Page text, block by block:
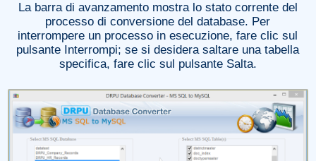
La barra di avanzamento mostra lo stato corrente del
processo di conversione del database. Per
interrompere un processo in esecuzione, fare clic sul
pulsante Interrompi; se si desidera saltare una tabella
specifica, fare clic sul pulsante Salta.